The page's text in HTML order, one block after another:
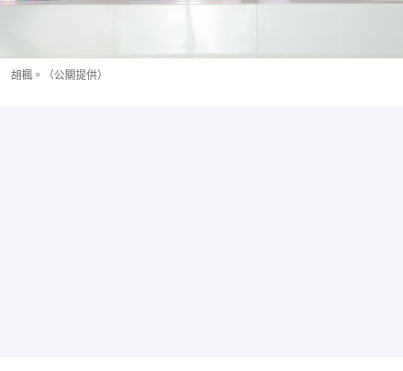
胡楓。（公關提供）